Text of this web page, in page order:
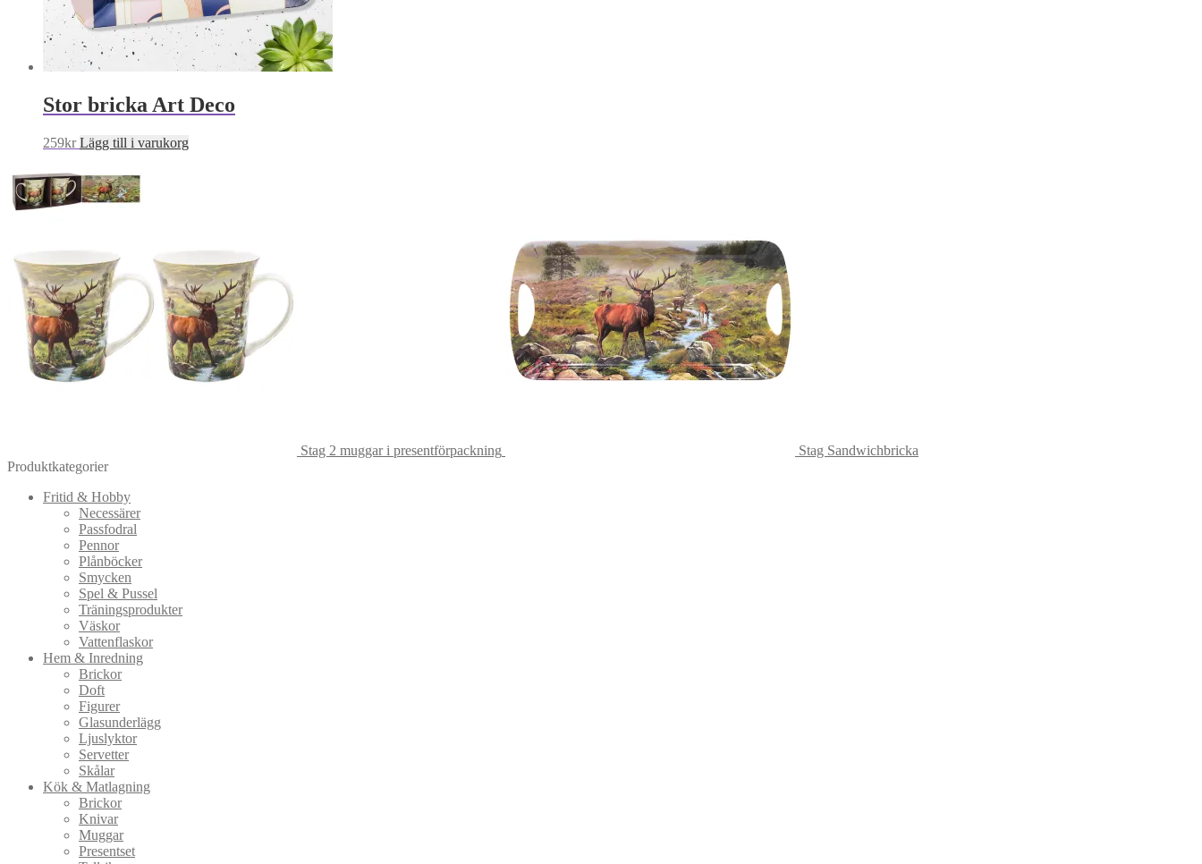
Stor bricka Art Deco
259kr Lägg till i varukorg
Stag 2 muggar i presentförpackning
Stag Sandwichbricka
Produktkategorier
Fritid & Hobby
Necessärer
Passfodral
Pennor
Plånböcker
Smycken
Spel & Pussel
Träningsprodukter
Väskor
Vattenflaskor
Hem & Inredning
Brickor
Doft
Figurer
Glasunderlägg
Ljuslyktor
Servetter
Skålar
Kök & Matlagning
Brickor
Knivar
Muggar
Presentset